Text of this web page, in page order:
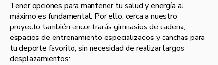
Tener opciones para mantener tu salud y energía al
máximo es fundamental. Por ello, cerca a nuestro
proyecto también encontrarás gimnasios de cadena,
espacios de entrenamiento especializados y canchas para
tu deporte favorito, sin necesidad de realizar largos
desplazamientos: